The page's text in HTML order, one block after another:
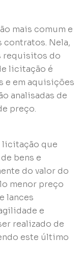
mais comum e
contratos. Nela,
requisitos do
licitação é
e em aquisições
analisadas de
preço.
licitação que
bens e
do valor do
menor preço
lances
e
realizado de
este último